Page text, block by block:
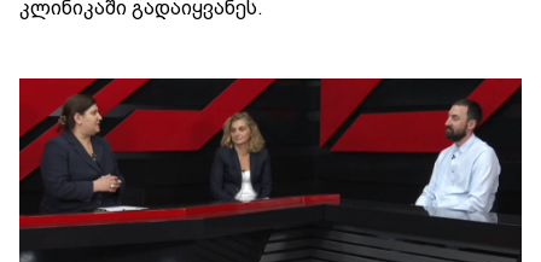
კლინიკაში გადაიყვანეს.